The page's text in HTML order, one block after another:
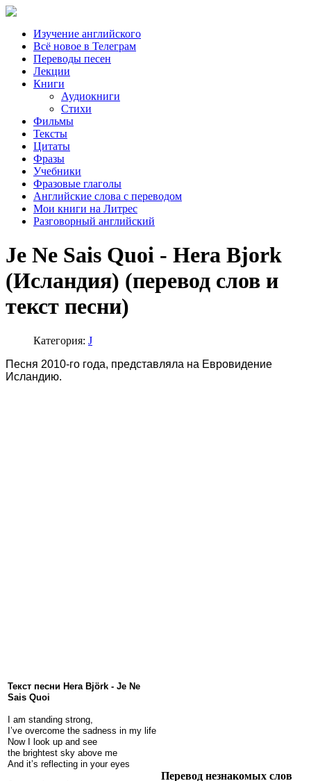
Изучение английского
Всё новое в Телеграм
Переводы песен
Лекции
Книги
Аудиокниги
Стихи
Фильмы
Тексты
Цитаты
Фразы
Учебники
Фразовые глаголы
Английские слова с переводом
Мои книги на Литрес
Разговорный английский
Je Ne Sais Quoi - Hera Bjork
(Исландия) (перевод слов и
текст песни)
Категория: J
Песня 2010-го года, представляла на Евровидение
Исландию.
Текст песни Hera Björk - Je Ne
Sais Quoi
I am standing strong,
I’ve overcome the sadness in my life
Now I look up and see
the brightest sky above me
And it’s reflecting in your eyes
Перевод незнакомых слов